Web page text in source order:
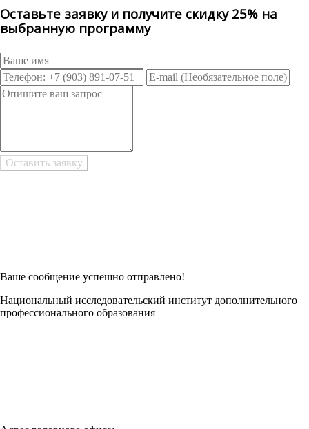
Оставьте заявку и получите скидку 25% на
выбранную программу
Ваше сообщение успешно отправлено!
Национальный исследовательский институт дополнительного
профессионального образования